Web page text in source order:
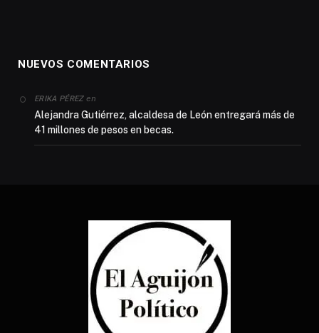
NUEVOS COMENTARIOS
ERIKA PÉREZen
Alejandra Gutiérrez, alcaldesa de León entregará más de
41 millones de pesos en becas.